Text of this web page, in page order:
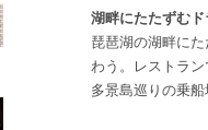
湖畔にたたずむ
琵琶湖の湖畔に
わう。レストラ
多景島巡りの乗船